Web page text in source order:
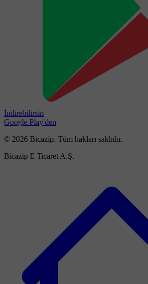
İndirebilirsin
Google Play'den
© 2026 Bicazip. Tüm hakları saklıdır.
Bicazip E Ticaret A.Ş.